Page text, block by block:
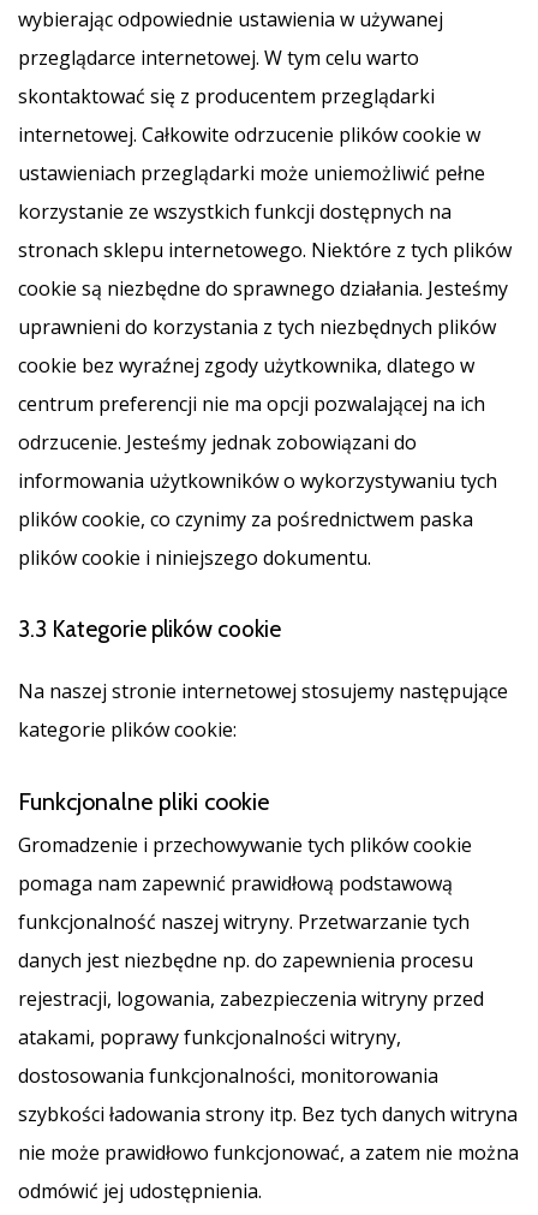
wybierając odpowiednie ustawienia w używanej
przeglądarce internetowej. W tym celu warto
skontaktować się z producentem przeglądarki
internetowej. Całkowite odrzucenie plików cookie w
ustawieniach przeglądarki może uniemożliwić pełne
korzystanie ze wszystkich funkcji dostępnych na
stronach sklepu internetowego. Niektóre z tych plików
cookie są niezbędne do sprawnego działania. Jesteśmy
uprawnieni do korzystania z tych niezbędnych plików
cookie bez wyraźnej zgody użytkownika, dlatego w
centrum preferencji nie ma opcji pozwalającej na ich
odrzucenie. Jesteśmy jednak zobowiązani do
informowania użytkowników o wykorzystywaniu tych
plików cookie, co czynimy za pośrednictwem paska
plików cookie i niniejszego dokumentu.
3.3 Kategorie plików cookie
Na naszej stronie internetowej stosujemy następujące
kategorie plików cookie:
Funkcjonalne pliki cookie
Gromadzenie i przechowywanie tych plików cookie
pomaga nam zapewnić prawidłową podstawową
funkcjonalność naszej witryny. Przetwarzanie tych
danych jest niezbędne np. do zapewnienia procesu
rejestracji, logowania, zabezpieczenia witryny przed
atakami, poprawy funkcjonalności witryny,
dostosowania funkcjonalności, monitorowania
szybkości ładowania strony itp. Bez tych danych witryna
nie może prawidłowo funkcjonować, a zatem nie można
odmówić jej udostępnienia.